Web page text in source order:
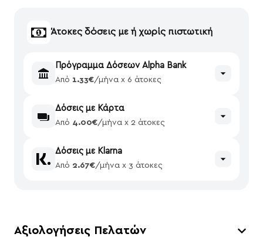
Άτοκες δόσεις με ή χωρίς πιστωτική
Πρόγραμμα Δόσεων Alpha Bank
Από 1.33€/μήνα x 6 άτοκες
Δόσεις με Κάρτα
Από 4.00€/μήνα x 2 άτοκες
Δόσεις με Klarna
Από 2.67€/μήνα x 3 άτοκες
Αξιολογήσεις Πελατών